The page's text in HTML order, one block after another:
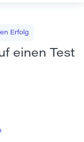
Erfolg
einen Test